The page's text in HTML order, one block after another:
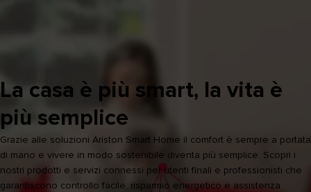
La casa è più smart, la vita è
più semplice
Grazie alle soluzioni Ariston Smart Home il comfort è sempre a portata
di mano e vivere in modo sostenibile diventa più semplice. Scopri i
nostri prodotti e servizi connessi per utenti finali e professionisti che
garantiscono controllo facile, risparmio energetico e assistenza